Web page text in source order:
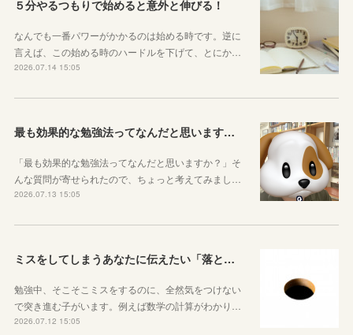
５分やるつもりで始めると意外と伸びる！
なんでも一番パワーがかかるのは始める時です。逆に
言えば、この始める時のハードルを下げて、とにか…
2026.07.14 15:05
最も効果的な勉強法ってなんだと思いますか？
「最も効果的な勉強法ってなんだと思いますか？」そ
んな質問が寄せられたので、ちょっと考えてみまし…
2026.07.13 15:05
ミスをしてしまうあなたに伝えたい「落とし穴がある道は早歩きしない」ということ
勉強中、そこそこミスをするのに、全然気をつけない
で突き進む子がいます。例えば数学の計算がわかり…
2026.07.12 15:05